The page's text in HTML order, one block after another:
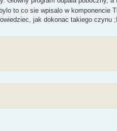
to co sie wpisalo w komponencie
jak dokonac takiego czynu